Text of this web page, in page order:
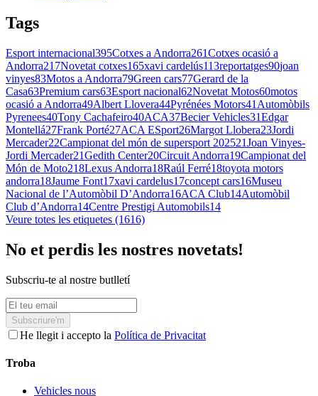
Tags
Esport internacional395Cotxes a Andorra261Cotxes ocasió a
Andorra217Novetat cotxes165xavi cardelús113reportatges90joan
vinyes83Motos a Andorra79Green cars77Gerard de la
Casa63Premium cars63Esport nacional62Novetat Motos60motos
ocasió a Andorra49Albert Llovera44Pyrénées Motors41 Automòbils
Pyrenees40Tony Cachafeiro40ACA37Becier Vehicles31Edgar
Montellá27Frank Porté27ACA ESport26Margot Llobera23Jordi
Mercader22Campionat del món de supersport 202521Joan Vinyes-
Jordi Mercader21Gedith Center20Circuit Andorra19Campionat del
Món de Moto218Lexus Andorra18Raúl Ferré18toyota motors
andorra18Jaume Font17xavi cardelus17concept cars16Museu
Nacional de l’Automòbil D’Andorra16ACA Club14Automòbil
Club d’Andorra14Centre Prestigi Automobils14
Veure totes les etiquetes (1616)
No et perdis les nostres novetats!
Subscriu-te al nostre butlletí
Subscriure'm
He llegit i accepto la Política de Privacitat
Troba
Vehicles nous